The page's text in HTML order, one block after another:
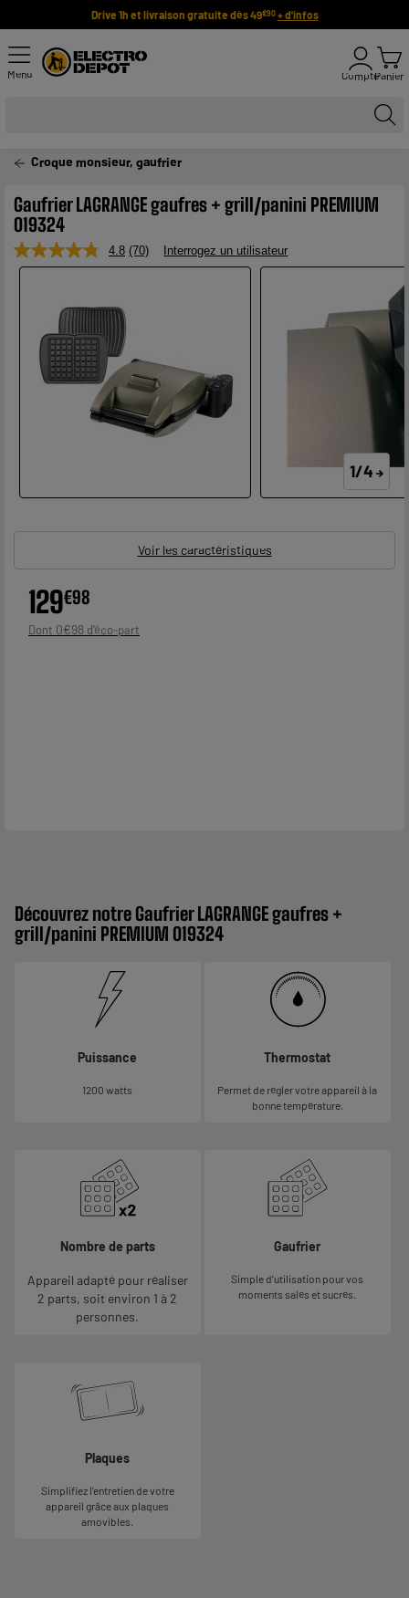
Drive 1h et livraison gratuite dès 49€90 + d'infos
Menu ComptePanier
Croque monsieur, gaufrier
Gaufrier LAGRANGE gaufres + grill/panini PREMIUM
019324
4.8 Lire
70
page.
(70) Interrogez un utilisateur
1/4
Voir les caractéristiques
129€98
Dont 0€98
Découvrez notre Gaufrier LAGRANGE gaufres +
grill/panini PREMIUM 019324
Puissance
1200 watts
Thermostat
Permet de régler votre appareil à la
bonne température.
Nombre de parts
Appareil adapté pour réaliser
2 parts, soit environ 1 à 2
personnes.
Gaufrier
Simple d’utilisation pour vos
moments salés et sucrés.
Plaques
Simplifiez l’entretien de votre
appareil grâce aux plaques
amovibles.